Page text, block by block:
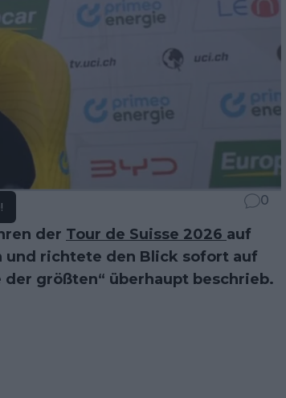
0
der Tour de Suisse 2026 auf
und richtete den Blick sofort auf
der größten“ überhaupt beschrieb.